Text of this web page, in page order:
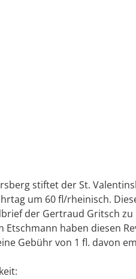
stiftet der St.
um 60 fl/rheinisch.
der Gertraud Gritsch zu
Etschmann haben diesen
Gebühr von 1 fl. davon